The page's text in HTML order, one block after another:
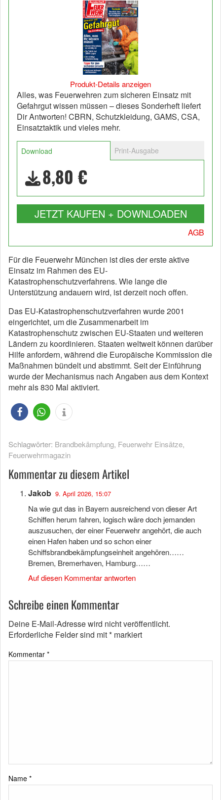
Produkt-Details anzeigen
Alles, was Feuerwehren zum sicheren Einsatz mit
Gefahrgut wissen müssen – dieses Sonderheft liefert
Dir Antworten! CBRN, Schutzkleidung, GAMS, CSA,
Einsatztaktik und vieles mehr.
Download Print-Ausgabe
8,80 €
JETZT KAUFEN + DOWNLOADEN
AGB
Für die Feuerwehr München ist dies der erste aktive
Einsatz im Rahmen des EU-
Katastrophenschutzverfahrens. Wie lange die
Unterstützung andauern wird, ist derzeit noch offen.
Das EU-Katastrophenschutzverfahren wurde 2001
eingerichtet, um die Zusammenarbeit im
Katastrophenschutz zwischen EU-Staaten und weiteren
Ländern zu koordinieren. Staaten weltweit können darüber
Hilfe anfordern, während die Europäische Kommission die
Maßnahmen bündelt und abstimmt. Seit der Einführung
wurde der Mechanismus nach Angaben aus dem Kontext
mehr als 830 Mal aktiviert.
Schlagwörter: Brandbekämpfung, Feuerwehr Einsätze,
Feuerwehrmagazin
Kommentar zu diesem Artikel
Jakob 9. April 2026, 15:07
Na wie gut das in Bayern ausreichend von dieser Art
Schiffen herum fahren, logisch wäre doch jemanden
auszusuchen, der einer Feuerwehr angehört, die auch
einen Hafen haben und so schon einer
Schiffsbrandbekämpfungseinheit angehören……
Bremen, Bremerhaven, Hamburg……
Auf diesen Kommentar antworten
Schreibe einen Kommentar
Deine E-Mail-Adresse wird nicht veröffentlicht.
Erforderliche Felder sind mit* markiert
Kommentar *
Name *